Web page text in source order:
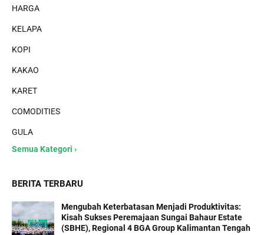
HARGA
KELAPA
KOPI
KAKAO
KARET
COMODITIES
GULA
Semua Kategori ›
BERITA TERBARU
Mengubah Keterbatasan Menjadi Produktivitas:
Kisah Sukses Peremajaan Sungai Bahaur Estate
(SBHE), Regional 4 BGA Group Kalimantan Tengah